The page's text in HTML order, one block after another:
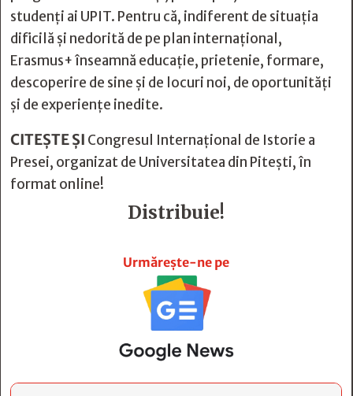
studenți ai UPIT. Pentru că, indiferent de situația
dificilă și nedorită de pe plan internațional,
Erasmus+ înseamnă educație, prietenie, formare,
descoperire de sine și de locuri noi, de oportunități
și de experiențe inedite.
CITEȘTE ȘI Congresul Internaţional de Istorie a
Presei, organizat de Universitatea din Pitești, în
format online!
Distribuie!
Urmărește-ne pe